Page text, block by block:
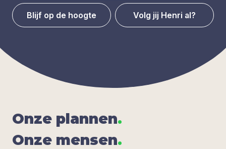
Blijf op de hoogte Volg jij Henri al?
Onze plan­nen.
Onze men­sen.